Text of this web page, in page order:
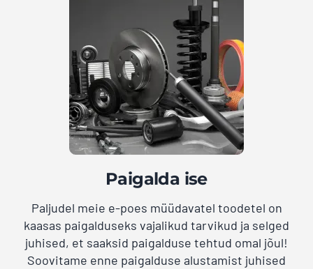
Paigalda ise
Paljudel meie e-poes müüdavatel toodetel on
kaasas paigalduseks vajalikud tarvikud ja selged
juhised, et saaksid paigalduse tehtud omal jõul!
Soovitame enne paigalduse alustamist juhised